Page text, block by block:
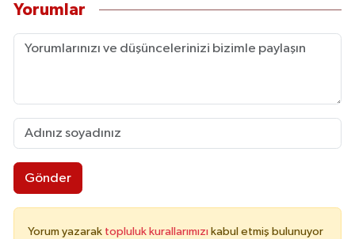
Yorumlar
Gönder
Yorum yazarak topluluk kurallarımızı kabul etmiş bulunuyor